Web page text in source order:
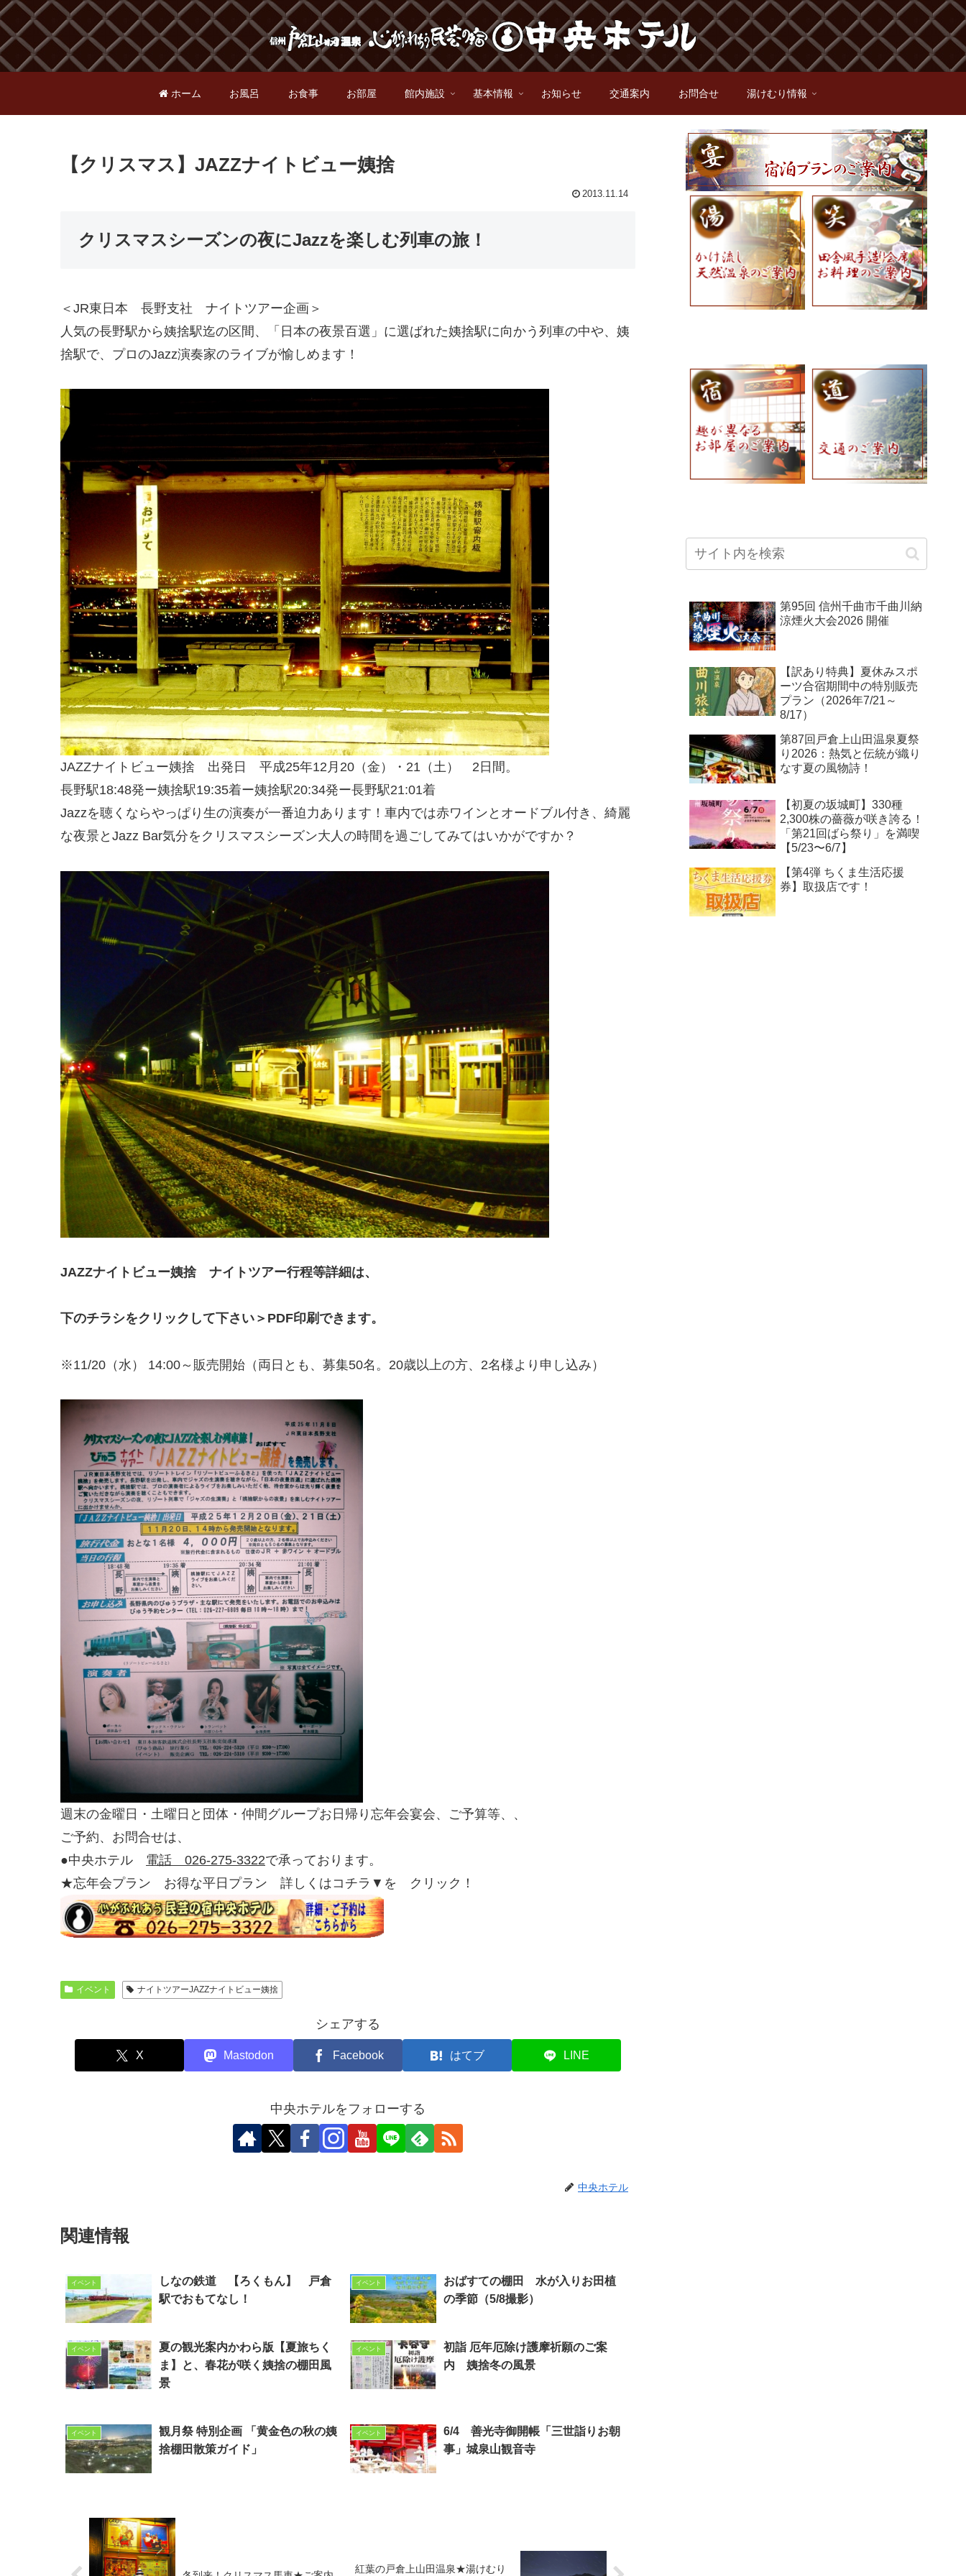
ホーム お風呂 お食事 お部屋 館内施設 基本情報 お知らせ 交通案内 お問合せ 湯けむり情報
【クリスマス】JAZZナイトビュー姨捨
2013.11.14
クリスマスシーズンの夜にJazzを楽しむ列車の旅！
＜JR東日本 長野支社 ナイトツアー企画＞
人気の長野駅から姨捨駅迄の区間、「日本の夜景百選」に選ばれた姨捨駅に向かう列車の中や、姨
捨駅で、プロのJazz演奏家のライブが愉しめます！
JAZZナイトビュー姨捨 出発日 平成25年12月20（金）・21（土） 2日間。
長野駅18:48発ー姨捨駅19:35着ー姨捨駅20:34発ー長野駅21:01着
Jazzを聴くならやっぱり生の演奏が一番迫力あります！車内では赤ワインとオードブル付き、綺麗
な夜景とJazz Bar気分をクリスマスシーズン大人の時間を過ごしてみてはいかがですか？
JAZZナイトビュー姨捨 ナイトツアー行程等詳細は、
下のチラシをクリックして下さい＞PDF印刷できます。
※11/20（水） 14:00～販売開始（両日とも、募集50名。20歳以上の方、2名様より申し込み）
週末の金曜日・土曜日と団体・仲間グループお日帰り忘年会宴会、ご予算等、、
ご予約、お問合せは、
●中央ホテル 電話 026-275-3322で承っております。
★忘年会プラン お得な平日プラン 詳しくはコチラ▼を クリック！
イベント ナイトツアーJAZZナイトビュー姨捨
シェアする
X Mastodon Facebook はてブ LINE
中央ホテルをフォローする
中央ホテル
関連情報
イベント
しなの鉄道 【ろくもん】 戸倉
駅でおもてなし！
イベント
おばすての棚田 水が入りお田植
の季節（5/8撮影）
イベント
夏の観光案内かわら版【夏旅ちく
ま】と、春花が咲く姨捨の棚田風
景
イベント
初詣 厄年厄除け護摩祈願のご案
内 姨捨冬の風景
イベント
観月祭 特別企画 「黄金色の秋の姨
捨棚田散策ガイド」
イベント
6/4 善光寺御開帳「三世詣りお朝
事」城泉山観音寺
紅葉の戸倉上山田温泉★湯けむり
第95回 信州千曲市千曲川納
涼煙火大会2026 開催
【訳あり特典】夏休みスポ
ーツ合宿期間中の特別販売
プラン（2026年7/21～
8/17）
第87回戸倉上山田温泉夏祭
り2026：熱気と伝統が織り
なす夏の風物詩！
【初夏の坂城町】330種
2,300株の薔薇が咲き誇る！
「第21回ばら祭り」を満喫
【5/23〜6/7】
【第4弾 ちくま生活応援
券】取扱店です！